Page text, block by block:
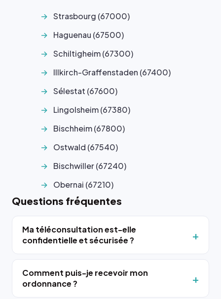
Strasbourg (67000)
Haguenau (67500)
Schiltigheim (67300)
Illkirch-Graffenstaden (67400)
Sélestat (67600)
Lingolsheim (67380)
Bischheim (67800)
Ostwald (67540)
Bischwiller (67240)
Obernai (67210)
Questions fréquentes
Ma téléconsultation est-elle
confidentielle et sécurisée ?
Comment puis-je recevoir mon
ordonnance ?